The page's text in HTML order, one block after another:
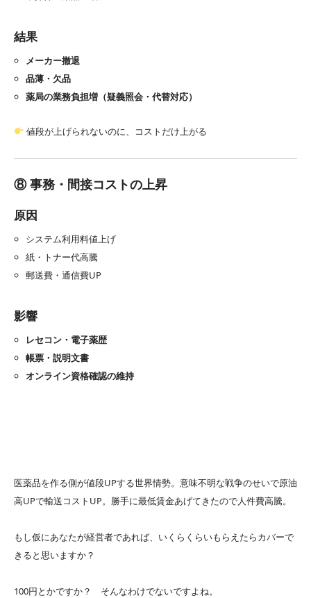
結果
メーカー撤退
品薄・欠品
薬局の業務負担増（疑義照会・代替対応）
値段が上げられないのに、コストだけ上がる
⑧ 事務・間接コストの上昇
原因
システム利用料値上げ
紙・トナー代高騰
郵送費・通信費UP
影響
レセコン・電子薬歴
帳票・説明文書
オンライン資格確認の維持
医薬品を作る側が値段UPする世界情勢。意味不明な戦争のせいで原油
高UPで輸送コストUP。勝手に最低賃金あげてきたので人件費高騰。
もし仮にあなたが経営者であれば、いくらくらいもらえたらカバーで
きると思いますか？
100円とかですか？ そんなわけでないですよね。